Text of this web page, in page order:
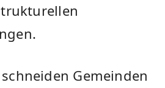
Gemeinden